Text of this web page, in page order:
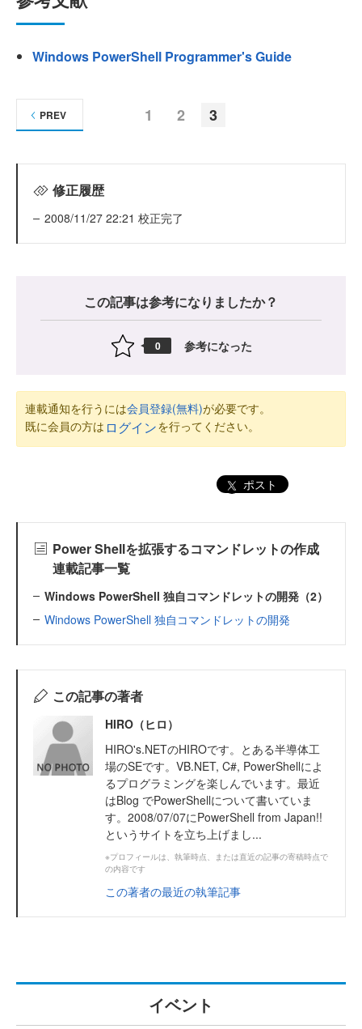
Windows PowerShell Programmer's Guide
1 2 3
PREV
修正履歴
2008/11/27 22:21 校正完了
この記事は参考になりましたか？
0 参考になった
連載通知を行うには会員登録(無料)が必要です。
既に会員の方は ログインを行ってください。
ポスト
Power Shellを拡張するコマンドレットの作成
連載記事一覧
Windows PowerShell 独自コマンドレットの開発（2）
Windows PowerShell 独自コマンドレットの開発
この記事の著者
HIRO（ヒロ）
HIRO's.NETのHIROです。とある半導体工
場のSEです。VB.NET, C#, PowerShellによ
るプログラミングを楽しんでいます。最近
はBlog でPowerShellについて書いていま
す。2008/07/07にPowerShell from Japan!!
というサイトを立ち上げまし...
※プロフィールは、執筆時点、または直近の記事の寄稿時点で
の内容です
この著者の最近の執筆記事
イベント